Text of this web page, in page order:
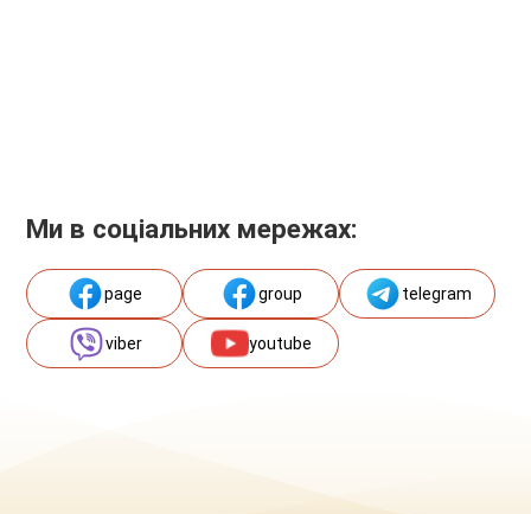
Ми в соціальних мережах:
page group telegram
viber youtube